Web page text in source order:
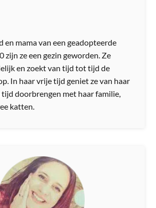
en mama van een geadopteerde
zijn ze een gezin geworden. Ze
en zoekt van tijd tot tijd de
In haar vrije tijd geniet ze van haar
tijd doorbrengen met haar familie,
katten.